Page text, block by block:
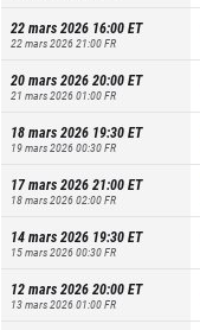
22 mars 2026 16:00ET
22 mars 2026 21:00FR
20 mars 2026 20:00ET
21 mars 2026 01:00FR
18 mars 2026 19:30ET
19 mars 2026 00:30FR
17 mars 2026 21:00ET
18 mars 2026 02:00FR
14 mars 2026 19:30ET
15 mars 2026 00:30FR
12 mars 2026 20:00ET
13 mars 2026 01:00FR